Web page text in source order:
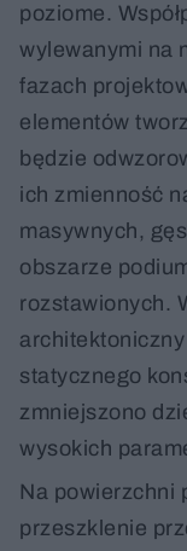
poziome.
wylewanymi na
fazach
elementów
będzie
ich zmienność
masywnych,
obszarze
rozstawionych.
statycznego
zmniejszono
wysokich
Na powierzchni
przeszklenie